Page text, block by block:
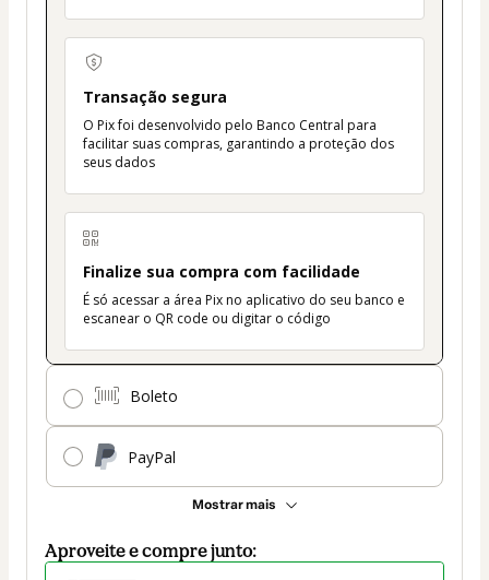
Transação segura
O Pix foi desenvolvido pelo Banco Central para
facilitar suas compras, garantindo a proteção dos
seus dados
Finalize sua compra com facilidade
É só acessar a área Pix no aplicativo do seu banco e
escanear o QR code ou digitar o código
Boleto
PayPal
Mostrar mais
Aproveite e compre junto: